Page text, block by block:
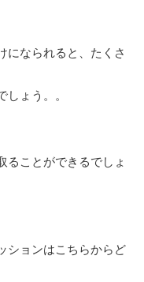
になられると、たくさ
ょう。。
ることができるでしょ
ションはこちらからど